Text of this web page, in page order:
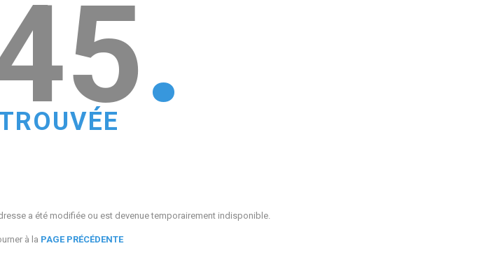
.
a été modifiée ou est devenue temporairement indisponible.
à la PAGE PRÉCÉDENTE